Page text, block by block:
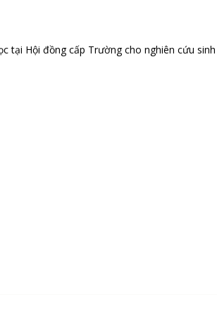
tại Hội đồng cấp Trường cho nghiên cứu sinh